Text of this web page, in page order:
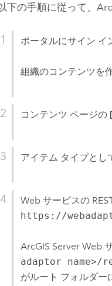
下の手順に従って、
ポータルにサイン イ
組織のコンテンツを
コンテンツ ページの
アイテム タイプとし
Web サービスの
https://
ArcGIS Server Web
adaptor name>/
がルート フォルダー